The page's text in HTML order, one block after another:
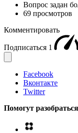
Вопрос задан
69 просмотров
Комментировать
Подписаться 1
Facebook
Вконтакте
Twitter
Помогут